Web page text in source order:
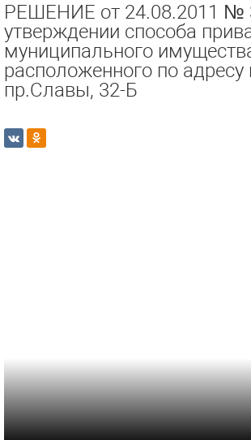
РЕШЕНИЕ от 24.08.2011 №
утверждении способа
муниципального
расположенного по адресу
пр.Славы, 32-Б